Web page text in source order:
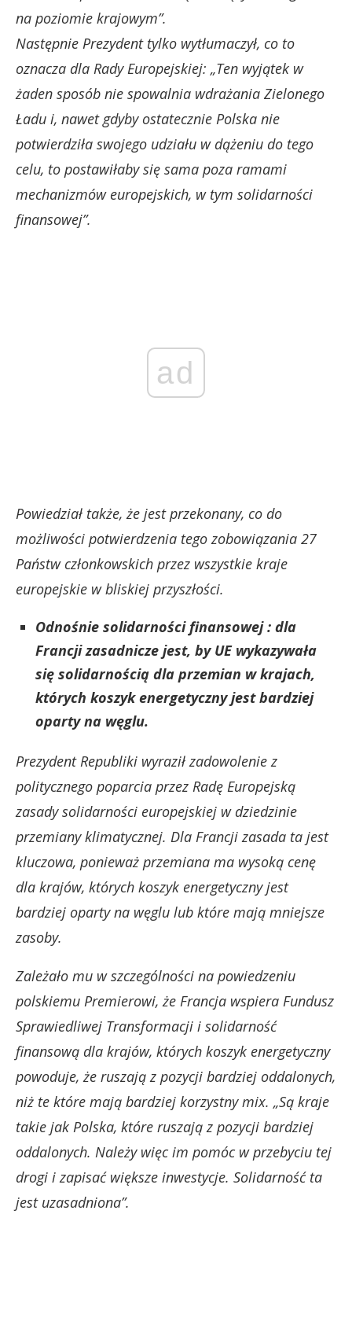
na poziomie krajowym”.
Następnie Prezydent tylko wytłumaczył, co to
oznacza dla Rady Europejskiej: „Ten wyjątek w
żaden sposób nie spowalnia wdrażania Zielonego
Ładu i, nawet gdyby ostatecznie Polska nie
potwierdziła swojego udziału w dążeniu do tego
celu, to postawiłaby się sama poza ramami
mechanizmów europejskich, w tym solidarności
finansowej”.
ad
Powiedział także, że jest przekonany, co do
możliwości potwierdzenia tego zobowiązania 27
Państw członkowskich przez wszystkie kraje
europejskie w bliskiej przyszłości.
Odnośnie solidarności finansowej : dla
Francji zasadnicze jest, by UE wykazywała
się solidarnością dla przemian w krajach,
których koszyk energetyczny jest bardziej
oparty na węglu.
Prezydent Republiki wyraził zadowolenie z
politycznego poparcia przez Radę Europejską
zasady solidarności europejskiej w dziedzinie
przemiany klimatycznej. Dla Francji zasada ta jest
kluczowa, ponieważ przemiana ma wysoką cenę
dla krajów, których koszyk energetyczny jest
bardziej oparty na węglu lub które mają mniejsze
zasoby.
Zależało mu w szczególności na powiedzeniu
polskiemu Premierowi, że Francja wspiera Fundusz
Sprawiedliwej Transformacji i solidarność
finansową dla krajów, których koszyk energetyczny
powoduje, że ruszają z pozycji bardziej oddalonych,
niż te które mają bardziej korzystny mix. „Są kraje
takie jak Polska, które ruszają z pozycji bardziej
oddalonych. Należy więc im pomóc w przebyciu tej
drogi i zapisać większe inwestycje. Solidarność ta
jest uzasadniona”.